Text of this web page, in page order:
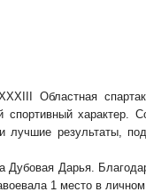
Областная
характер.
лучшие результаты,
Дарья.
1 место в